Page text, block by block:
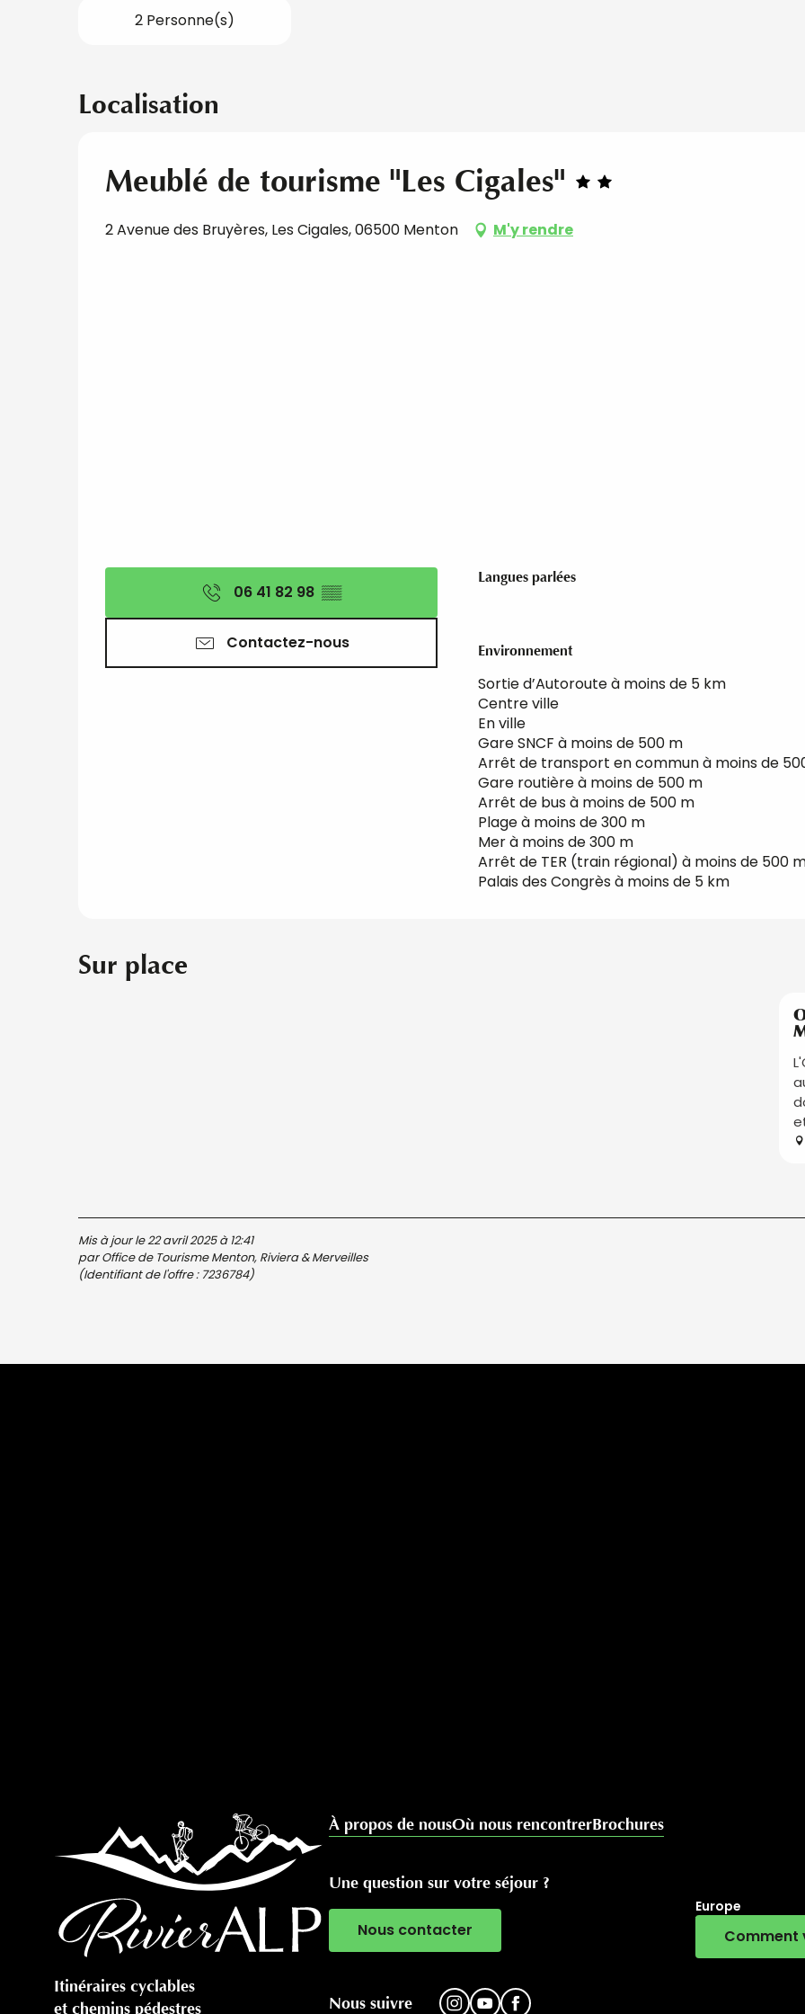
2 Personne(s)
Localisation
Meublé de tourisme "Les Cigales"
2 Avenue des Bruyères, Les Cigales, 06500 Menton M'y rendre
06 41 82 98 ▒▒
Contactez-nous
Langues parlées
Langues parlées
Environnement
Environnement
Sortie d’Autoroute à moins de 5 km
Centre ville
En ville
Gare SNCF à moins de 500 m
Arrêt de transport en commun à moins de
Gare routière à moins de 500 m
Arrêt de bus à moins de 500 m
Plage à moins de 300 m
Mer à moins de 300 m
Arrêt de TER (train régional) à moins de 500
Palais des Congrès à moins de 5 km
Sur place
Mis à jour le 22 avril 2025 à 12:41
par Office de Tourisme Menton, Riviera & Merveilles
(Identifiant de l'offre : 7236784)
Itinéraires cyclables
et chemins pédestres
À propos de nousOù nous rencontrerBrochures
Une question sur votre séjour ?
Nous contacter
Nous suivre
Europe
Comment